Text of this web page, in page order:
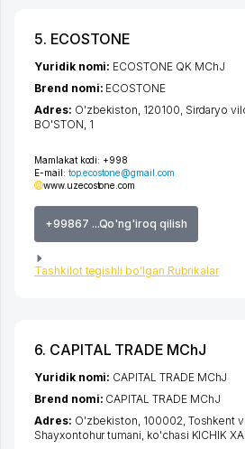
5. ECOSTONE
Mamlakat kodi: +998
E-mail: top.ecostone@gmail.com
www.uzecostone.com
+99867 ...Qo'ng'iroq qilish
Tashkilot tegishli bo'lgan Rubrikalar
Yuridik nomi: ECOSTONE QK MChJ
Brend nomi: ECOSTONE
Adres: O'zbekiston, 120100, Sirdaryo
BO'STON , 1
6. CAPITAL TRADE MChJ
Yuridik nomi: CAPITAL TRADE MChJ
Brend nomi: CAPITAL TRADE MChJ
Adres: O'zbekiston, 100002, Toshkent
Shayxontohur tumani, ko'chasi KICHIK